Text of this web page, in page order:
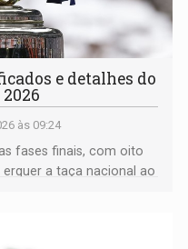
e detalhes do
às 09:24
fases finais, com oito
a taça nacional ao